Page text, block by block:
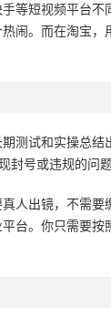
短视频平台不
闹。而在淘宝
测试和实操总
号或违规的问
人出镜，不需
台。你只需要